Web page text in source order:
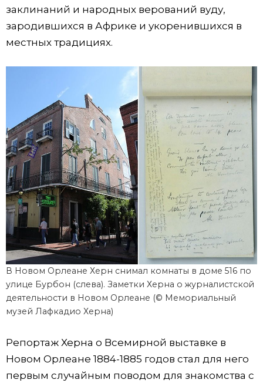
заклинаний и народных верований вуду,
зародившихся в Африке и укоренившихся в
местных традициях.
В Новом Орлеане Херн снимал комнаты в доме 516 по
улице Бурбон (слева). Заметки Херна о журналистской
деятельности в Новом Орлеане (© Мемориальный
музей Лафкадио Херна)
Репортаж Херна о Всемирной выставке в
Новом Орлеане 1884-1885 годов стал для него
первым случайным поводом для знакомства с